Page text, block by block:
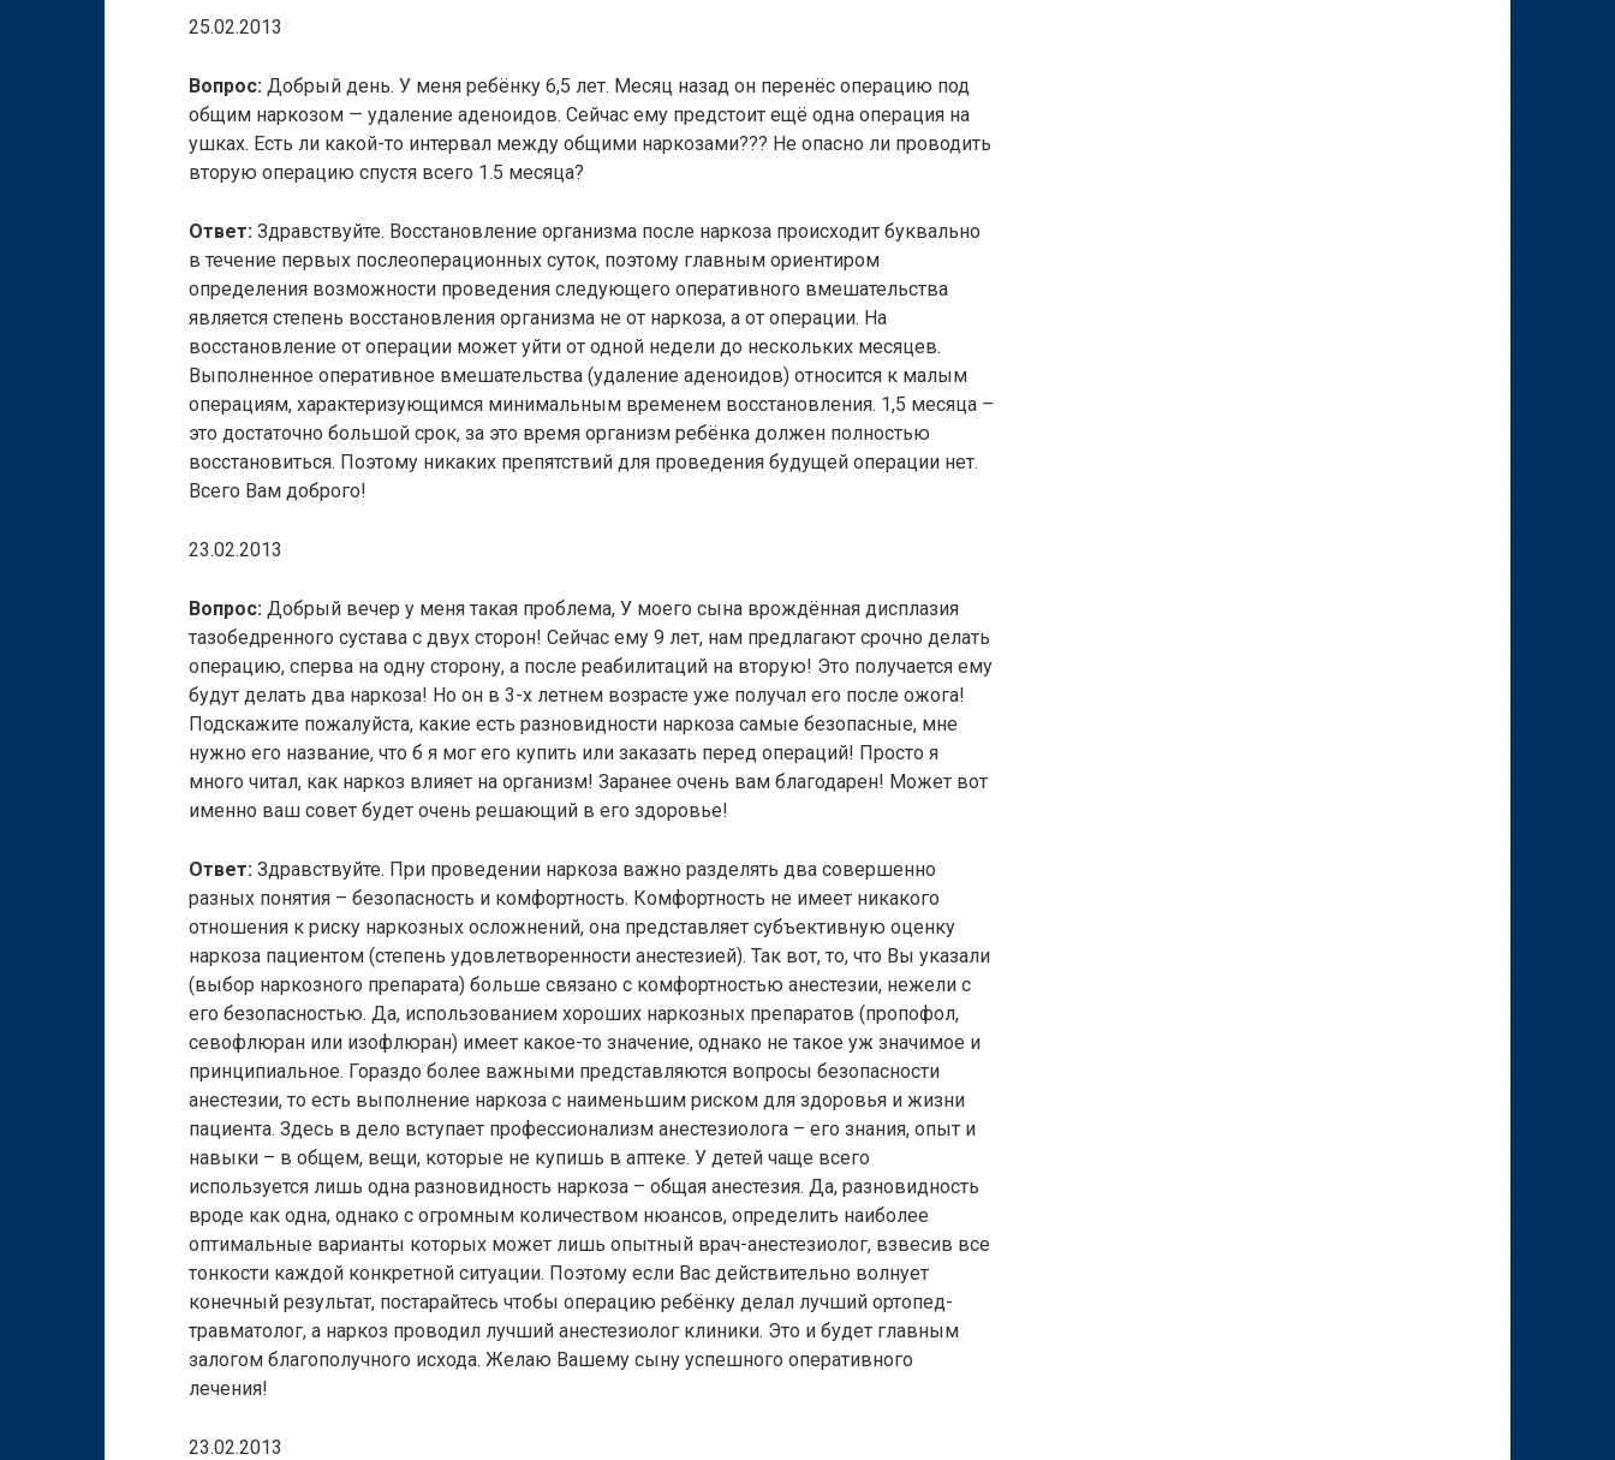
25.02.2013
Вопрос: Добрый день. У меня ребёнку 6,5 лет. Месяц назад он перенёс операцию под
общим наркозом — удаление аденоидов. Сейчас ему предстоит ещё одна операция на
ушках. Есть ли какой-то интервал между общими наркозами??? Не опасно ли проводить
вторую операцию спустя всего 1.5 месяца?
Ответ: Здравствуйте. Восстановление организма после наркоза происходит буквально
в течение первых послеоперационных суток, поэтому главным ориентиром
определения возможности проведения следующего оперативного вмешательства
является степень восстановления организма не от наркоза, а от операции. На
восстановление от операции может уйти от одной недели до нескольких месяцев.
Выполненное оперативное вмешательства (удаление аденоидов) относится к малым
операциям, характеризующимся минимальным временем восстановления. 1,5 месяца –
это достаточно большой срок, за это время организм ребёнка должен полностью
восстановиться. Поэтому никаких препятствий для проведения будущей операции нет.
Всего Вам доброго!
23.02.2013
Вопрос: Добрый вечер у меня такая проблема, У моего сына врождённая дисплазия
тазобедренного сустава с двух сторон! Сейчас ему 9 лет, нам предлагают срочно делать
операцию, сперва на одну сторону, а после реабилитаций на вторую! Это получается ему
будут делать два наркоза! Но он в 3-х летнем возрасте уже получал его после ожога!
Подскажите пожалуйста, какие есть разновидности наркоза самые безопасные, мне
нужно его название, что б я мог его купить или заказать перед операций! Просто я
много читал, как наркоз влияет на организм! Заранее очень вам благодарен! Может вот
именно ваш совет будет очень решающий в его здоровье!
Ответ: Здравствуйте. При проведении наркоза важно разделять два совершенно
разных понятия – безопасность и комфортность. Комфортность не имеет никакого
отношения к риску наркозных осложнений, она представляет субъективную оценку
наркоза пациентом (степень удовлетворенности анестезией). Так вот, то, что Вы указали
(выбор наркозного препарата) больше связано с комфортностью анестезии, нежели с
его безопасностью. Да, использованием хороших наркозных препаратов (пропофол,
севофлюран или изофлюран) имеет какое-то значение, однако не такое уж значимое и
принципиальное. Гораздо более важными представляются вопросы безопасности
анестезии, то есть выполнение наркоза с наименьшим риском для здоровья и жизни
пациента. Здесь в дело вступает профессионализм анестезиолога – его знания, опыт и
навыки – в общем, вещи, которые не купишь в аптеке. У детей чаще всего
используется лишь одна разновидность наркоза – общая анестезия. Да, разновидность
вроде как одна, однако с огромным количеством нюансов, определить наиболее
оптимальные варианты которых может лишь опытный врач-анестезиолог, взвесив все
тонкости каждой конкретной ситуации. Поэтому если Вас действительно волнует
конечный результат, постарайтесь чтобы операцию ребёнку делал лучший ортопед-
травматолог, а наркоз проводил лучший анестезиолог клиники. Это и будет главным
залогом благополучного исхода. Желаю Вашему сыну успешного оперативного
лечения!
23.02.2013